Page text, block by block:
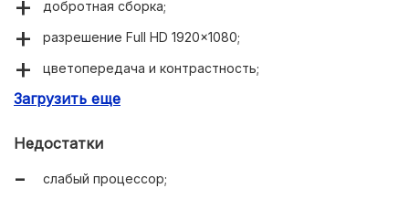
добротная сборка;
разрешение Full HD 1920×1080;
цветопередача и контрастность;
достаточно высокая плотность пикселей;
Загрузить еще
Недостатки
слабый процессор;